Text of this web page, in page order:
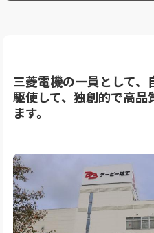
三菱電機の一員として
駆使して、独創的で高
ます。